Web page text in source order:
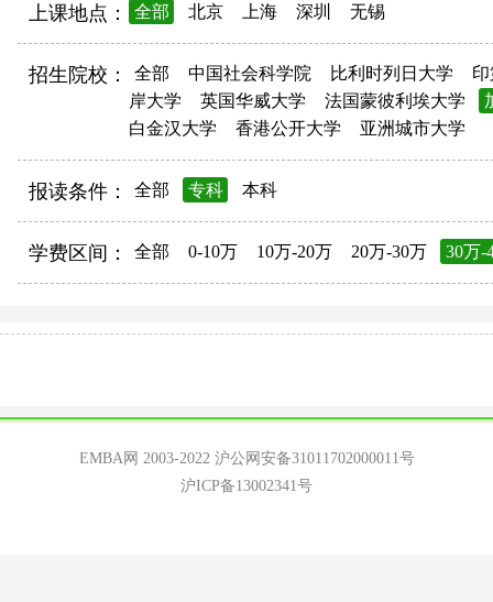
上课地点： 全部 北京 上海 深圳 无锡
招生院校： 全部 中国社会科学院 比利时列日大学
岸大学
英国华威大学 法国蒙彼利埃大学
白金汉大学
香港公开大学 亚洲城市大学
报读条件： 全部 专科 本科
学费区间： 全部 0-10万 10万-20万 20万-30万 30万-
EMBA网 2003-2022 沪公网安备31011702000011号
沪ICP备13002341号